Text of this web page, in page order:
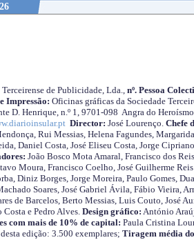
Terceirense de Publicidade, Lda., nº. Pessoa
Impressão: Oficinas gráficas da Sociedade
D. Henrique, n.º 1, 9701-098 Angra do
Director: José Lourenço. Chefe
Rui Messias, Helena Fagundes,
Daniel Costa, José Eliseu Costa, Jorge
João Bosco Mota Amaral, Francisco dos
Moura, Francisco Coelho, José Guilherme
Diniz Borges, Jorge Moreira, Paulo Gomes,
Soares, José Gabriel Ávila, Fábio Vieira,
de Barcelos, Berto Messias, Luis Couto, José
Costa e Pedro Alves.Design gráfico: António
com mais de 10% de capital: Paula Cristina
edição: 3.500 exemplares; Tiragem média